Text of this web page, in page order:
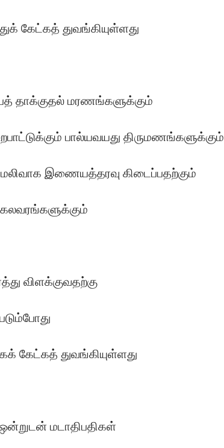
கேட்கத் துவங்கியுள்ளது
தாக்குதல் மரணங்களுக்கும்
பால்யவயது திருமணங்களுக்கும்
இணையத்தரவு கிடைப்பதற்கும்
விளக்குவதற்கு
கேட்கத் துவங்கியுள்ளது
மடாதிபதிகள்